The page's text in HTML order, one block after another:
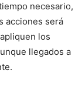
necesario,
acciones será
los
llegados a